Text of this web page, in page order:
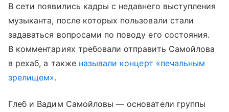
В cети появились кадры с недавнего выступления
музыканта, после которых пользовали стали
задаваться вопросами по поводу его состояния.
В комментариях требовали отправить Самойлова
в рехаб, а также называли концерт «печальным
зрелищем».
Глеб и Вадим Самойловы — основатели группы